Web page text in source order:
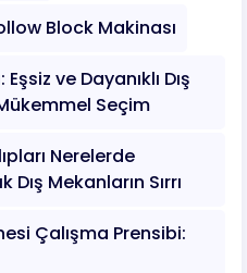
Block Makinası
ve Dayanıklı Dış
Seçim
Nerelerde
Dış Mekanların Sırrı
Çalışma Prensibi: